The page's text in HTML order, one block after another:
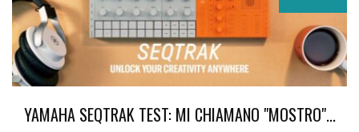
YAMAHA SEQTRAK TEST: MI CHIAMANO "MOSTRO"...